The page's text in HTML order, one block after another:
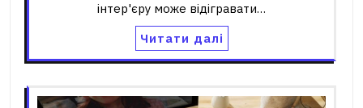
інтер'єру може відігравати…
Читати далі